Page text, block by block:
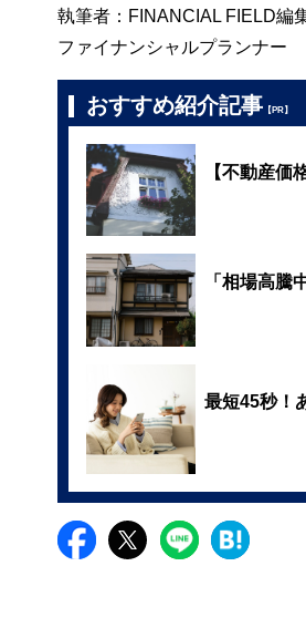
執筆者：FINANCIAL FIELD編
ファイナンシャルプランナー
おすすめ紹介記事 【PR】
【不動産価
「相場高
最短45秒！